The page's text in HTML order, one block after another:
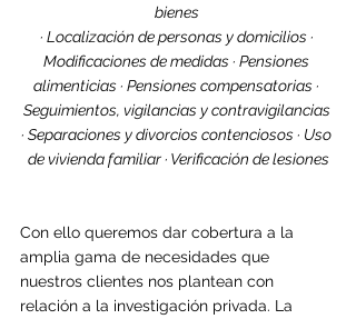
bienes
· Localización de personas y domicilios ·
Modificaciones de medidas · Pensiones
alimenticias · Pensiones compensatorias ·
Seguimientos, vigilancias y contravigilancias
· Separaciones y divorcios contenciosos · Uso
de vivienda familiar · Verificación de lesiones
Con ello queremos dar cobertura a la
amplia gama de necesidades que
nuestros clientes nos plantean con
relación a la investigación privada. La